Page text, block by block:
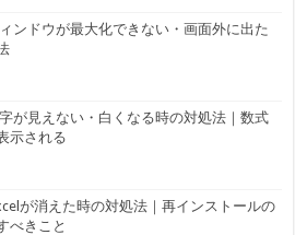
ンドウが最大化できない・画面外に出た
が見えない・白くなる時の対処法｜数式
示される
が消えた時の対処法｜再インストールの
べきこと